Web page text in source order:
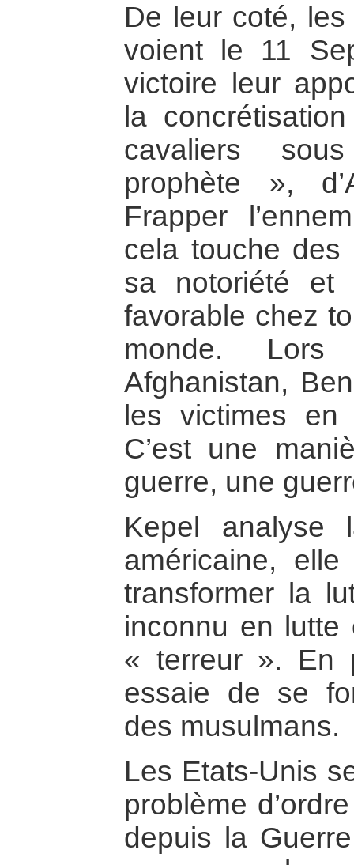
De leur coté, les
voient le 11
victoire leur
la
cavaliers
prophète »,
Frapper
cela touche des
sa notoriété et
favorable chez
monde.
Afghanistan,
les victimes en
C’est une
guerre, une
Kepel analyse
américaine,
transformer la
inconnu en lutte
« terreur ». En
essaie de se
des musulmans.
Les Etats-Unis
problème
depuis la